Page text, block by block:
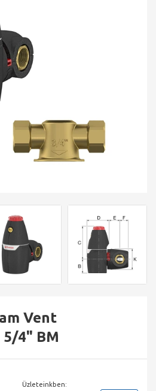
Vent
4" BM
Üzleteinkben: